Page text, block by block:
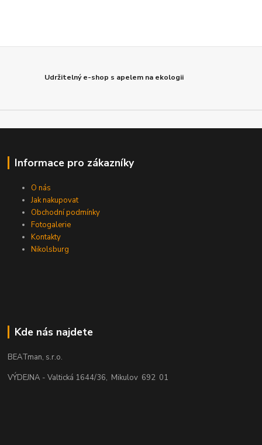
Udržitelný e-shop s apelem na ekologii
Informace pro zákazníky
O nás
Jak nakupovat
Obchodní podmínky
Fotogalerie
Kontakty
Nikolsburg
Kde nás najdete
BEATman, s.r.o.
VÝDEJNA - Valtická 1644/36, Mikulov 692 01